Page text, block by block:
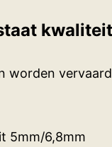
worden
5mm/6,8mm